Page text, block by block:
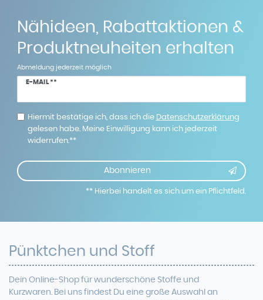
Nähideen, Rabattaktionen &
Produktneuheiten erhalten
Abmeldung jederzeit möglich
E-MAIL **
Newsletter
Hiermit bestätige ich, dass ich die Daten­schutz­erklärung
gelesen habe. Meine Einwilligung kann ich jederzeit
widerrufen.**
Abonnieren
** Hierbei handelt es sich um ein Pflichtfeld.
Pünktchen und Stoff
Dein Online-Shop für wunderschöne Stoffe und
Kurzwaren. Bei uns findest Du eine große Auswahl an